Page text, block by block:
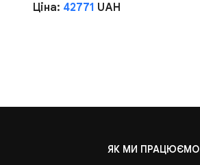
Ціна: 42771 UAH
ЯК МИ ПРАЦЮЄМО